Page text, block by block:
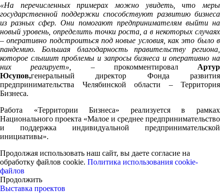
«На перечисленных примерах можно увидеть, что меры
государственной поддержки способствуют развитию бизнеса
из разных сфер. Они помогают предпринимателям выйти на
новый уровень, определить точки роста, а в некоторых случаях
– оперативно подстроиться под новые условия, как это было в
пандемию. Большая благодарность правительству региона,
которое слышит проблемы и запросы бизнеса и оперативно на
них реагирует», – прокомментировал Артур
Юсупов,генеральный директор Фонда развития
предпринимательства Челябинской области – Территория
Бизнеса.
Работа «Территории Бизнеса» реализуется в рамках
Национального проекта «Малое и среднее предпринимательство
и поддержка индивидуальной предпринимательской
инициативы».
Продолжая использовать наш сайт, вы даете согласие на
обработку файлов cookie. Политика использования cookie-
файлов
Продолжить
Выставка проектов